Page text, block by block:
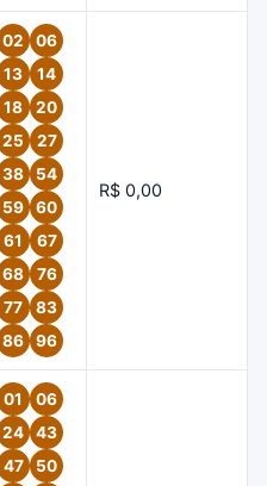
02
06
13
14
18
20
25
27
38
54
59
60
61
67
68
76
77
83
86
96
R$ 0,00
01
06
24
43
47
50